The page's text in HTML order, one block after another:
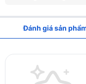
Đánh giá sản